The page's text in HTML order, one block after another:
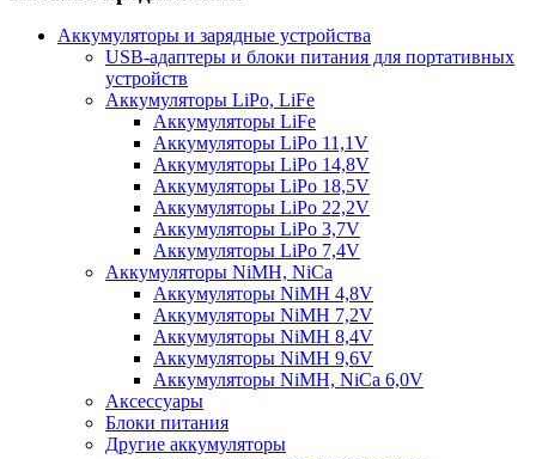
Аккумуляторы и зарядные устройства
USB-адаптеры и блоки питания для портативных
устройств
Аккумуляторы LiPo, LiFe
Аккумуляторы LiFe
Аккумуляторы LiPo 11,1V
Аккумуляторы LiPo 14,8V
Аккумуляторы LiPo 18,5V
Аккумуляторы LiPo 22,2V
Аккумуляторы LiPo 3,7V
Аккумуляторы LiPo 7,4V
Аккумуляторы NiMH, NiCa
Аккумуляторы NiMH 4,8V
Аккумуляторы NiMH 7,2V
Аккумуляторы NiMH 8,4V
Аккумуляторы NiMH 9,6V
Аккумуляторы NiMH, NiCa 6,0V
Аксессуары
Блоки питания
Другие аккумуляторы